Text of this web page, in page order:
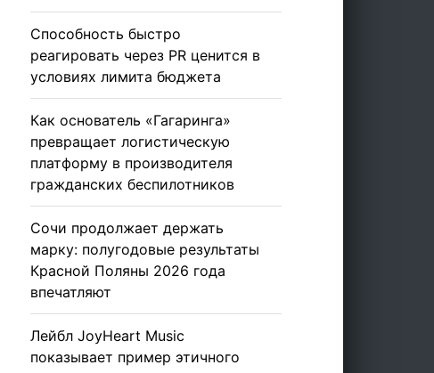
Способность быстро
реагировать через PR ценится в
условиях лимита бюджета
Как основатель «Гагаринга»
превращает логистическую
платформу в производителя
гражданских беспилотников
Сочи продолжает держать
марку: полугодовые результаты
Красной Поляны 2026 года
впечатляют
Лейбл JoyHeart Music
показывает пример этичного